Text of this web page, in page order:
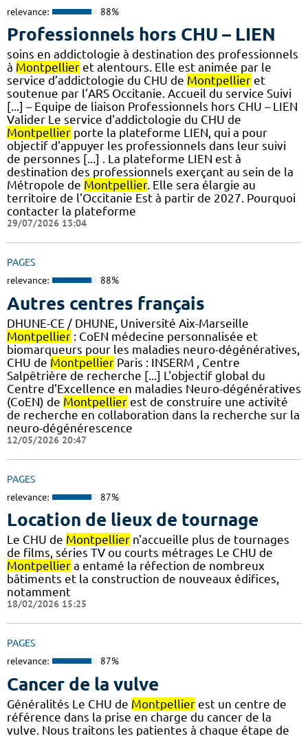
relevance: 88%
Professionnels hors CHU – LIEN
soins en addictologie à destination des professionnels
à Montpellier et alentours. Elle est animée par le
service d’addictologie du CHU de Montpellier et
soutenue par l’ARS Occitanie. Accueil du service Suivi
[...] – Equipe de liaison Professionnels hors CHU – LIEN
Valider Le service d'addictologie du CHU de
Montpellier porte la plateforme LIEN, qui a pour
objectif d'appuyer les professionnels dans leur suivi
de personnes [...] . La plateforme LIEN est à
destination des professionnels exerçant au sein de la
Métropole de Montpellier. Elle sera élargie au
territoire de l'Occitanie Est à partir de 2027. Pourquoi
contacter la plateforme
29/07/2026 13:04
PAGES
relevance: 88%
Autres centres français
DHUNE-CE / DHUNE, Université Aix-Marseille
Montpellier : CoEN médecine personnalisée et
biomarqueurs pour les maladies neuro-dégénératives,
CHU de Montpellier Paris : INSERM , Centre
Salpêtrière de recherche [...] L'objectif global du
Centre d'Excellence en maladies Neuro-dégénératives
(CoEN) de Montpellier est de construire une activité
de recherche en collaboration dans la recherche sur la
neuro-dégénérescence
12/05/2026 20:47
PAGES
relevance: 87%
Location de lieux de tournage
Le CHU de Montpellier n'accueille plus de tournages
de films, séries TV ou courts métrages Le CHU de
Montpellier a entamé la réfection de nombreux
bâtiments et la construction de nouveaux édifices,
notamment
18/02/2026 15:25
PAGES
relevance: 87%
Cancer de la vulve
Généralités Le CHU de Montpellier est un centre de
référence dans la prise en charge du cancer de la
vulve. Nous traitons les patientes à chaque étape de